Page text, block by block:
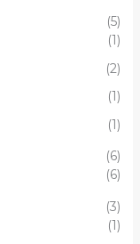
(5)
(1)
(2)
(1)
(1)
(6)
(6)
(3)
(1)